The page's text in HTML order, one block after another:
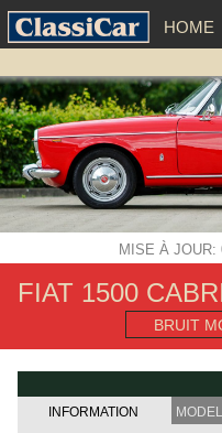
HOME
ALLER
AU
CONTENU
MISE À JOUR:
FIAT 1500
BRUIT
INFORMATION